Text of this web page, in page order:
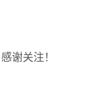
谢关注！